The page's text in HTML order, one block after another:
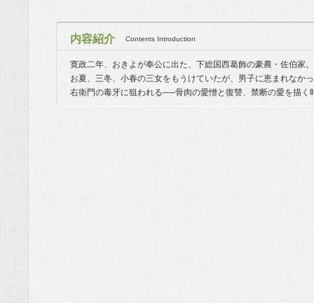
内容紹介 Contents Introduction
寛政二年、おきよが奉公に出た、下総国西葛飾の豪農・佐伯家
お夏、三冬、小春の三女をもうけていたが、男子に恵まれなか
右衛門の毒牙に狙われる──骨肉の愛憎と復讐、禁断の愛を描く